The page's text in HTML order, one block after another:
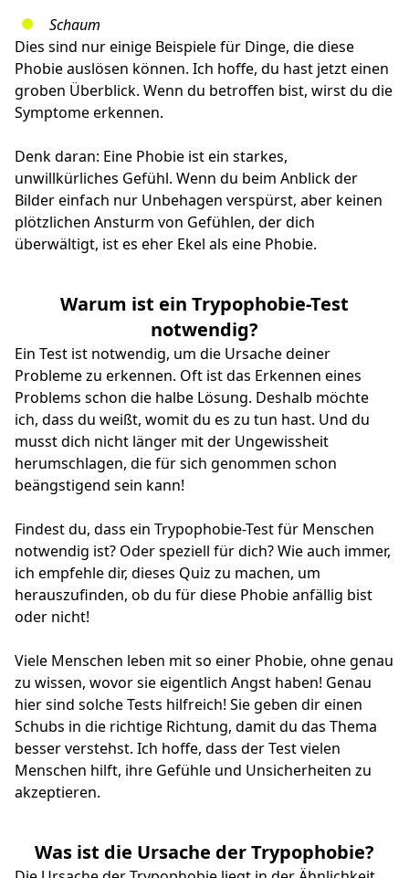
Schaum
Dies sind nur einige Beispiele für Dinge, die diese
Phobie auslösen können. Ich hoffe, du hast jetzt einen
groben Überblick. Wenn du betroffen bist, wirst du die
Symptome erkennen.
Denk daran: Eine Phobie ist ein starkes,
unwillkürliches Gefühl. Wenn du beim Anblick der
Bilder einfach nur Unbehagen verspürst, aber keinen
plötzlichen Ansturm von Gefühlen, der dich
überwältigt, ist es eher Ekel als eine Phobie.
Warum ist ein Trypophobie-Test
notwendig?
Ein Test ist notwendig, um die Ursache deiner
Probleme zu erkennen. Oft ist das Erkennen eines
Problems schon die halbe Lösung. Deshalb möchte
ich, dass du weißt, womit du es zu tun hast. Und du
musst dich nicht länger mit der Ungewissheit
herumschlagen, die für sich genommen schon
beängstigend sein kann!
Findest du, dass ein Trypophobie-Test für Menschen
notwendig ist? Oder speziell für dich? Wie auch immer,
ich empfehle dir, dieses Quiz zu machen, um
herauszufinden, ob du für diese Phobie anfällig bist
oder nicht!
Viele Menschen leben mit so einer Phobie, ohne genau
zu wissen, wovor sie eigentlich Angst haben! Genau
hier sind solche Tests hilfreich! Sie geben dir einen
Schubs in die richtige Richtung, damit du das Thema
besser verstehst. Ich hoffe, dass der Test vielen
Menschen hilft, ihre Gefühle und Unsicherheiten zu
akzeptieren.
Was ist die Ursache der Trypophobie?